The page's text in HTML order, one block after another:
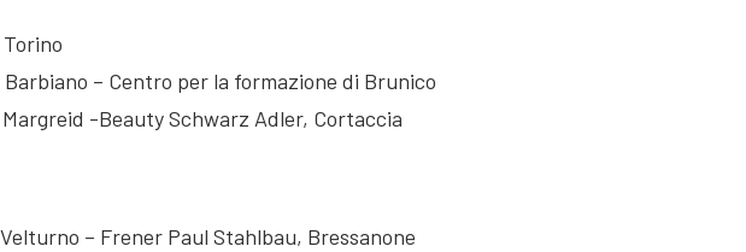
– Centro per la formazione di Brunico
-Beauty Schwarz Adler, Cortaccia
– Frener Paul Stahlbau, Bressanone